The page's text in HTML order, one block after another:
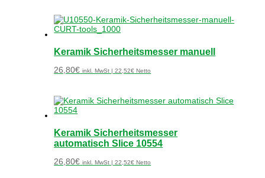
Keramik Sicherheitsmesser manuell
26,80€ inkl. MwSt |22,52€ Netto
Keramik Sicherheitsmesser
automatisch Slice 10554
26,80€ inkl. MwSt |22,52€ Netto